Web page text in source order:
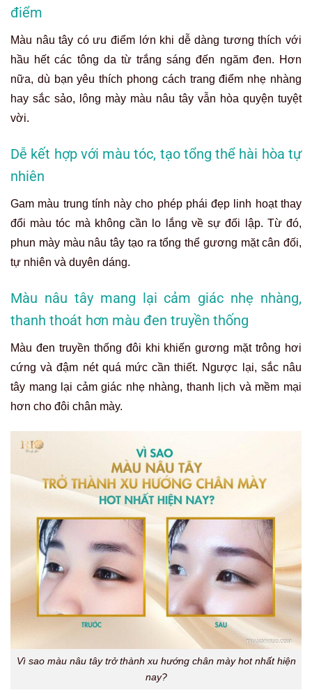
điểm
Màu nâu tây có ưu điểm lớn khi dễ dàng tương thích với
hầu hết các tông da từ trắng sáng đến ngăm đen. Hơn
nữa, dù bạn yêu thích phong cách trang điểm nhẹ nhàng
hay sắc sảo, lông mày màu nâu tây vẫn hòa quyện tuyệt
vời.
Dễ kết hợp với màu tóc, tạo tổng thể hài hòa tự
nhiên
Gam màu trung tính này cho phép phái đẹp linh hoạt thay
đổi màu tóc mà không cần lo lắng về sự đối lập. Từ đó,
phun mày màu nâu tây tạo ra tổng thể gương mặt cân đối,
tự nhiên và duyên dáng.
Màu nâu tây mang lại cảm giác nhẹ nhàng,
thanh thoát hơn màu đen truyền thống
Màu đen truyền thống đôi khi khiến gương mặt trông hơi
cứng và đậm nét quá mức cần thiết. Ngược lại, sắc nâu
tây mang lại cảm giác nhẹ nhàng, thanh lịch và mềm mại
hơn cho đôi chân mày.
Vì sao màu nâu tây trở thành xu hướng chân mày hot nhất hiện
nay?